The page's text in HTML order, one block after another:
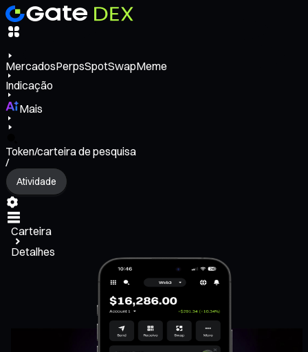
MercadosPerpsSpotSwapMeme
Indicação
Mais
Token/carteira de pesquisa
/
Atividade
Carteira
Detalhes